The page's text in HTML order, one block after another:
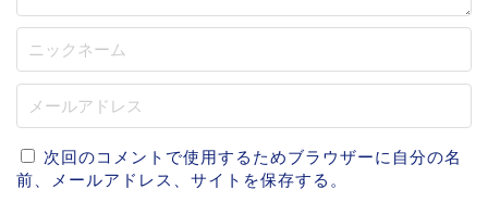
次回のコメントで使用するためブラウザーに自分の名
前、メールアドレス、サイトを保存する。